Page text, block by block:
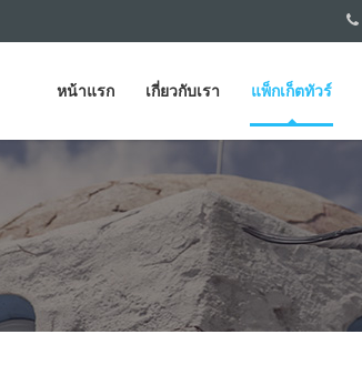
หน้าแรก เกี่ยวกับเรา แพ็กเก็ตทัวร์